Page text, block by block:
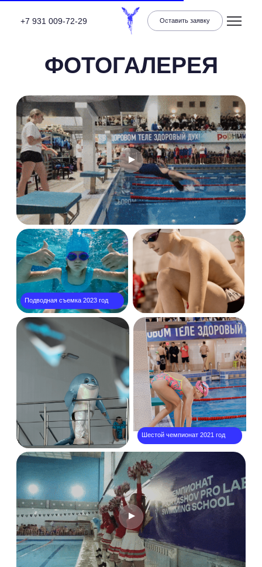
Оставить заявку
Подводная съемка 2023 год
Шестой чемпионат 2021 год
Шестой чемпионат 2022 год